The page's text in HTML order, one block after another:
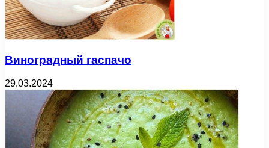
Виноградный гаспачо
29.03.2024